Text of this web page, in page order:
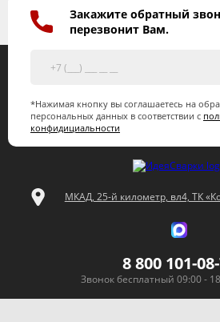
Закажите обратный
перезвонит Вам.
*Нажимая кнопку вы соглашаетесь на
персональных данных в соответствии с
конфидициальности
МКАД, 25-й километр, вл4, ТК
8 800 101-
Звонок бесплатный 09:00 -